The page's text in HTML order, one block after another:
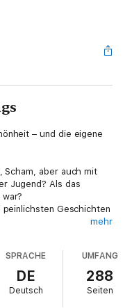
– und die eigene
Scham, aber auch mit
Jugend? Als das
Geschichten
Nachher kommt er
wenn wir beide
mehr
SPRACHE
DE
Deutsch
UMFANG
288
Seiten